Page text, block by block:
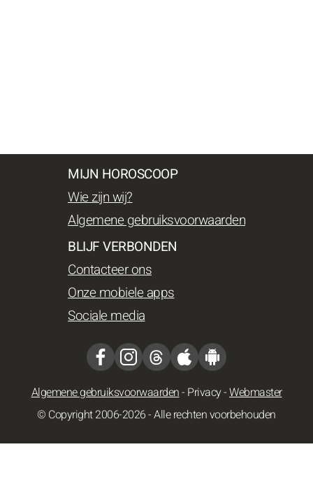
MIJN HOROSCOOP
Wie zijn wij?
Algemene gebruiksvoorwaarden
BLIJF VERBONDEN
Contacteer ons
Onze mobiele apps
Sociale media
Algemene gebruiksvoorwaarden- Privacy-Webmaster
© Copyright 2006-2026 - Alle rechten voorbehouden